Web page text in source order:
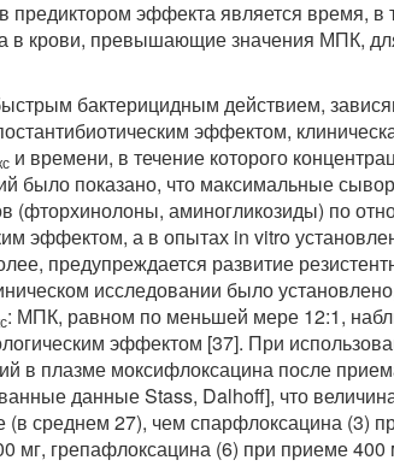
предиктором эффекта является время, в
в крови, превышающие значения МПК,
бактерицидным действием,
эффектом,
и времени, в течение которого
показано, что максимальные
(фторхинолоны, аминогликозиды) по
эффектом, а в опытах in vitro
предупреждается развитие
исследовании было
: МПК, равном по меньшей мере 12:1,
эффектом [37]. При
в плазме моксифлоксацина после
данные Stass, Dalhoff], что
среднем 27), чем спарфлоксацина (3)
мг, грепафлоксацина (6) при приеме 400